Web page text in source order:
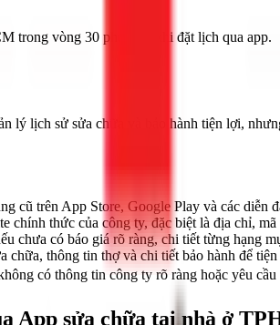
trong vòng 30 phút sau khi đặt lịch qua app.
lịch sử sửa chữa và bảo hành tiện lợi,
cũ trên App Store, Google Play và các diễn
thức của công ty, đặc biệt là địa chỉ, mã
chưa có báo giá rõ ràng, chi tiết từng hạng
thông tin thợ và chi tiết bảo hành để tiện
có thông tin công ty rõ ràng hoặc yêu
App sửa chữa tại nhà ở